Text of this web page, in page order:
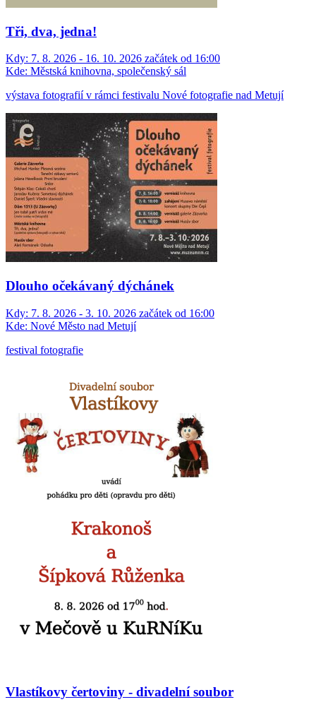
Tři, dva, jedna!
Kdy: 7. 8. 2026 - 16. 10. 2026 začátek od 16:00
Kde: Městská knihovna, společenský sál
výstava fotografií v rámci festivalu Nové fotografie nad Metují
Dlouho očekávaný dýchánek
Kdy: 7. 8. 2026 - 3. 10. 2026 začátek od 16:00
Kde: Nové Město nad Metují
festival fotografie
Vlastíkovy čertoviny - divadelní soubor